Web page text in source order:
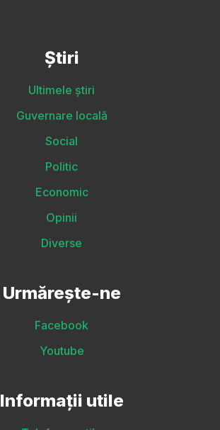
Știri
Ultimele știri
Guvernare locală
Social
Politic
Economic
Opinii
Diverse
Urmărește-ne
Facebook
Youtube
Informații utile